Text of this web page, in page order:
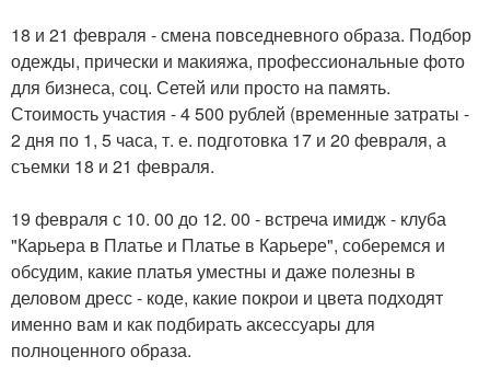
18 и 21 февраля - смена повседневного образа. Подбор
одежды, прически и макияжа, профессиональные фото
для бизнеса, соц. Сетей или просто на память.
Стоимость участия - 4 500 рублей (временные затраты -
2 дня по 1, 5 часа, т. е. подготовка 17 и 20 февраля, а
съемки 18 и 21 февраля.
19 февраля с 10. 00 до 12. 00 - встреча имидж - клуба
"Карьера в Платье и Платье в Карьере", соберемся и
обсудим, какие платья уместны и даже полезны в
деловом дресс - коде, какие покрои и цвета подходят
именно вам и как подбирать аксессуары для
полноценного образа.